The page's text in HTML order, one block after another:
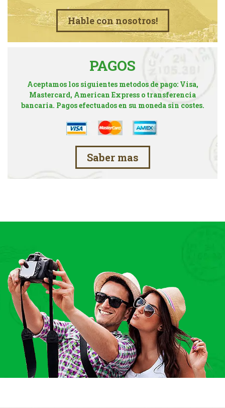
Hable con nosotros!
PAGOS
Aceptamos los siguientes metodos de pago: Visa,
Mastercard, American Express o transferencia
bancaria. Pagos efectuados en su moneda sin costes.
Saber mas